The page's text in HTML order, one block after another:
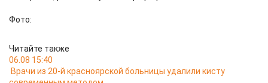
Фото:
Читайте также
06.08 15:40
Врачи из 20-й красноярской больницы удалили кисту